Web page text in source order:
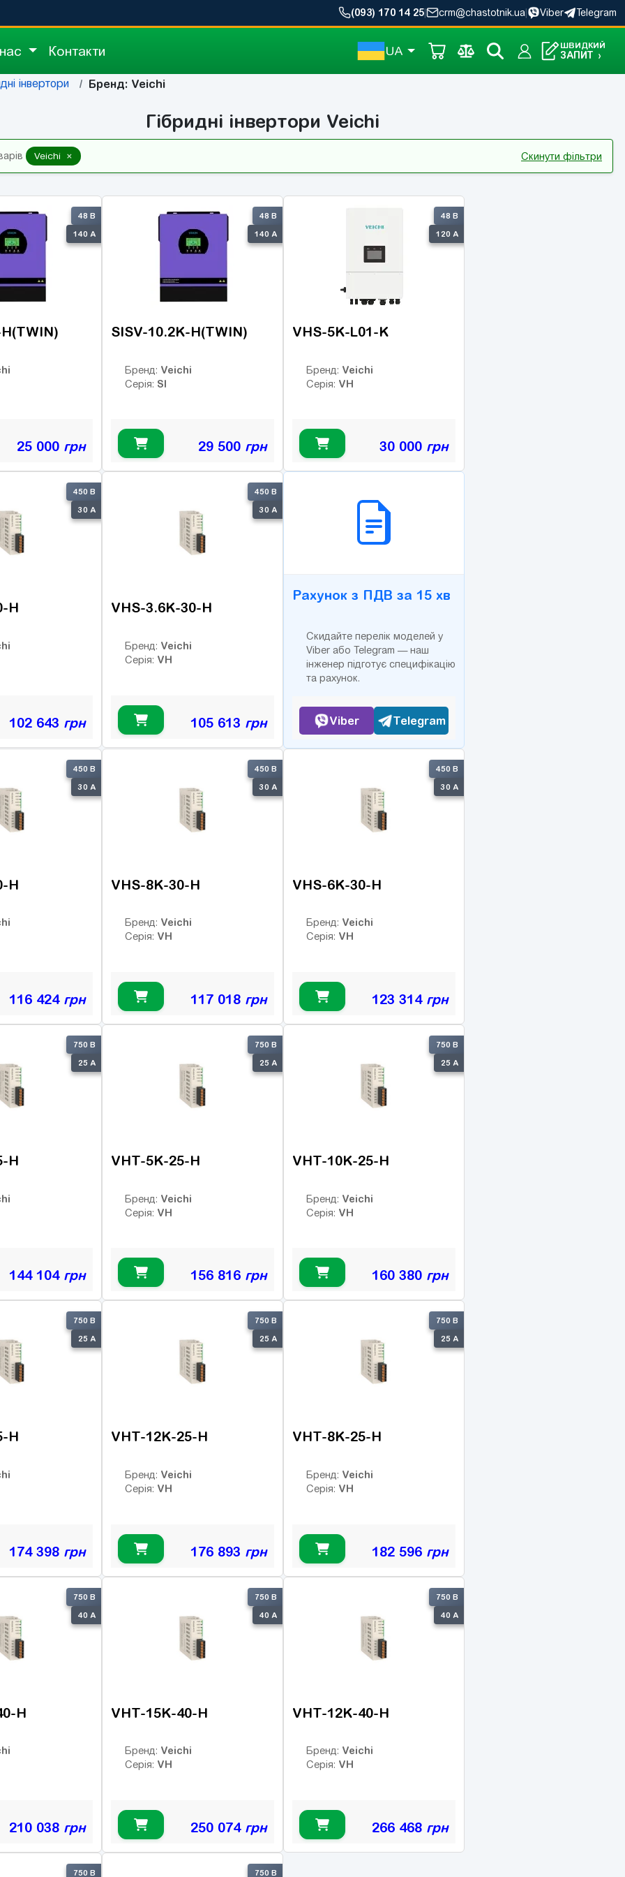
(093) 170 14 25 crm@chastotnik.ua Viber Telegram
Контакти UA ШВИДКИЙ
ЗАПИТ ›
інвертори Бренд: Veichi
Гібридні інвертори Veichi
Veichi × Скинути фільтри
48 В
140 А
25 000 грн
48 В
140 А
SISV-10.2K-H(TWIN)
Бренд: Veichi
Серія: SI
29 500 грн
48 В
120 А
VHS-5K-L01-K
Бренд: Veichi
Серія: VH
30 000 грн
450 В
30 А
H
102 643 грн
450 В
30 А
VHS-3.6K-30-H
Бренд: Veichi
Серія: VH
105 613 грн
Рахунок з ПДВ за 15 хв
Скидайте перелік моделей у
Viber або Telegram — наш
інженер підготує специфікацію
та рахунок.
Viber Telegram
450 В
30 А
H
116 424грн
450 В
30 А
VHS-8K-30-H
Бренд: Veichi
Серія: VH
117 018 грн
450 В
30 А
VHS-6K-30-H
Бренд: Veichi
Серія: VH
123 314грн
750 В
25 А
H
144 104грн
750 В
25 А
VHT-5K-25-H
Бренд: Veichi
Серія: VH
156 816 грн
750 В
25 А
VHT-10K-25-H
Бренд: Veichi
Серія: VH
160 380 грн
750 В
25 А
H
174 398 грн
750 В
25 А
VHT-12K-25-H
Бренд: Veichi
Серія: VH
176 893 грн
750 В
25 А
VHT-8K-25-H
Бренд: Veichi
Серія: VH
182 596 грн
750 В
40 А
H
210 038 грн
750 В
40 А
VHT-15K-40-H
Бренд: Veichi
Серія: VH
250 074грн
750 В
40 А
VHT-12K-40-H
Бренд: Veichi
Серія: VH
266 468 грн
750 В 750 В